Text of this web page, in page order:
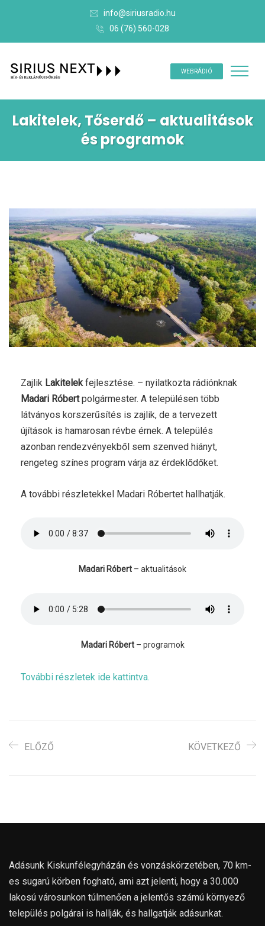
info@siriusradio.hu
06 (76) 560-028
WEBRÁDIÓ
Lakitelek, Tőserdő – aktualitások
és programok
Zajlik Lakitelekfejlesztése. – nyilatkozta rádiónknak
Madari Róbertpolgármester. A településen több
látványos korszerűsítés is zajlik, de a tervezett
újítások is hamarosan révbe érnek. A település
azonban rendezvényekből sem szenved hiányt,
rengeteg színes program várja az érdeklődőket.
A további részletekkel Madari Róbertet hallhatják.
Madari Róbert – aktualitások
Madari Róbert– programok
További részletek ide kattintva.
ELŐZŐ KÖVETKEZŐ
Adásunk Kiskunfélegyházán és vonzáskörzetében, 70 km-
es sugarú körben fogható, ami azt jelenti, hogy a 30.000
lakosú városunkon túlmenően a jelentős számú környező
település polgárai is hallják, és hallgatják adásunkat.